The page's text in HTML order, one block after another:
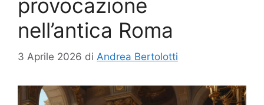
provocazione
nell’antica Roma
3 Aprile 2026 di Andrea Bertolotti